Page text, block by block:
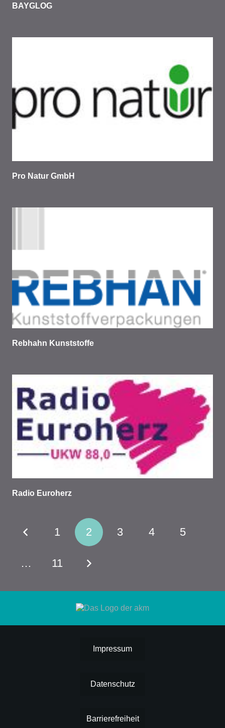
BAYGLOG
Pro Natur GmbH
Rebhahn Kunststoffe
Radio Euroherz
1 2 3 4 5
… 11
Impressum
Datenschutz
Barrierefreiheit